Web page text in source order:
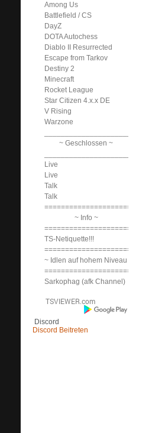
Among Us
Battlefield / CS
DayZ
DOTA Autochess
Diablo II Resurrected
Escape from Tarkov
Destiny 2
Minecraft
Rocket League
Star Citizen 4.x.x DE
V Rising
Warzone
~ Geschlossen ~
Live
Live
Talk
Talk
==============================
~ Info ~
==============================
TS-Netiquette!!!
==============================
~ Idlen auf hohem Niveau ~
==============================
Sarkophag (afk Channel)
Discord
Discord Beitreten